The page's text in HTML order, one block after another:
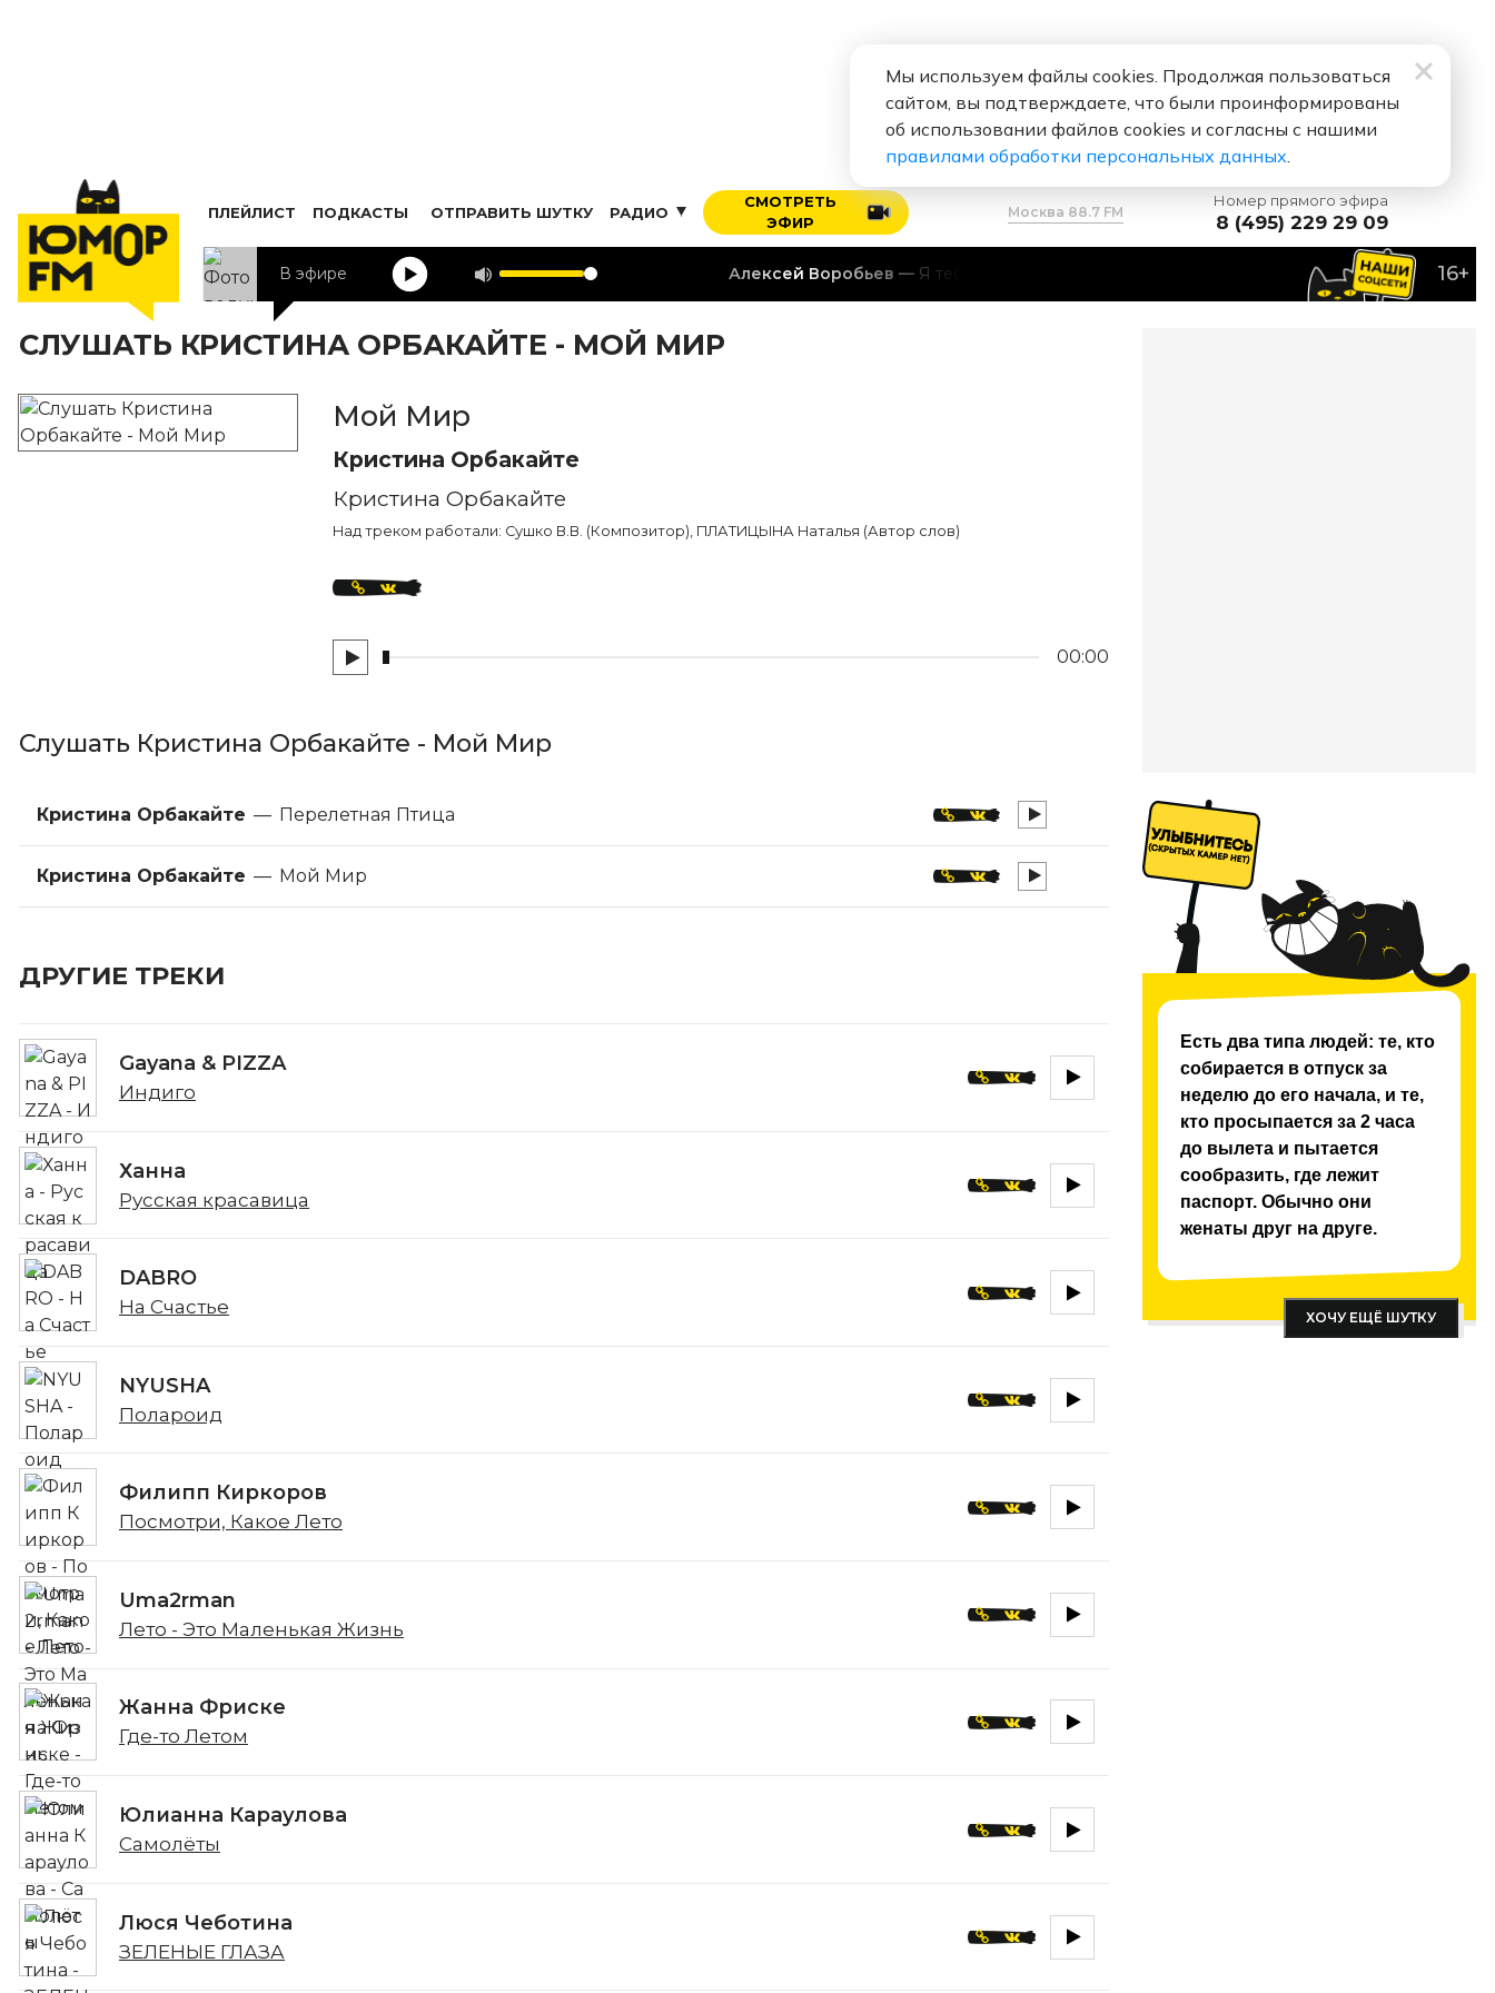
ПЛЕЙЛИСТ ПОДКАСТЫ ОТПРАВИТЬ ШУТКУ РАДИО
СМОТРЕТЬ
ЭФИР
Москва 88.7 FM
Номер прямого эфира
8 (495) 229 29 09
В эфире Алексей Воробьев Я тебя люблю 16+
СЛУШАТЬ КРИСТИНА ОРБАКАЙТЕ - МОЙ МИР
Мой Мир
Кристина Орбакайте
Кристина Орбакайте
Над треком работали: Сушко В.В. (Композитор), ПЛАТИЦЫНА Наталья (Автор слов)
00:00
Слушать Кристина Орбакайте - Мой Мир
Кристина Орбакайте — Перелетная Птица
Кристина Орбакайте — Мой Мир
ДРУГИЕ ТРЕКИ
Gayana & PIZZA
Индиго
Ханна
Русская красавица
DABRO
На Счастье
NYUSHA
Полароид
Филипп Киркоров
Посмотри, Какое Лето
Uma2rman
Лето - Это Маленькая Жизнь
Жанна Фриске
Где-то Летом
Юлианна Караулова
Самолёты
Люся Чеботина
ЗЕЛЕНЫЕ ГЛАЗА
Есть два типа людей: те, кто
собирается в отпуск за
неделю до его начала, и те,
кто просыпается за 2 часа
до вылета и пытается
сообразить, где лежит
паспорт. Обычно они
женаты друг на друге.
ХОЧУ ЕЩЁ ШУТКУ
Мы используем файлы cookies. Продолжая пользоваться
сайтом, вы подтверждаете, что были проинформированы
об использовании файлов cookies и согласны с нашими
правилами обработки персональных данных.